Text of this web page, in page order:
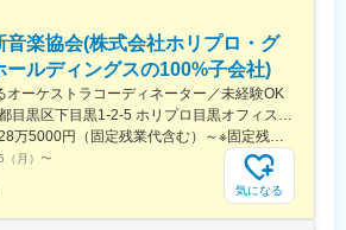
て、チームビルディングや事業推進のプロセス
の成長をダイレクトに感じられる環境です。
シャリストとしてはもちろん、将来的には事
ジションへのキャリアアップも可能です。
会社である株式会社zowieQは、「ユーザーとク
しみながら生きていける社会にする」というパ
音楽協会(株式会社ホリプロ・グ
ールディングスの100%子会社)
オーケストラコーディネーター／未経験OK
月） 〜
気になる